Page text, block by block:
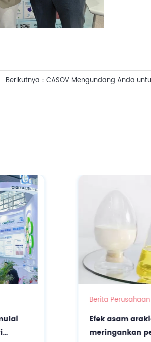
Berikutnya： CASOV Mengundang Anda
Berita Perusahaan
Efek asam
meringankan